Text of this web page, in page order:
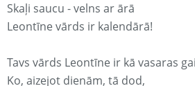
Skaļi saucu - velns ar ārā
Leontīne vārds ir kalendārā!
Tavs vārds Leontīne ir kā vasaras
Ko, aizejot dienām, tā dod,